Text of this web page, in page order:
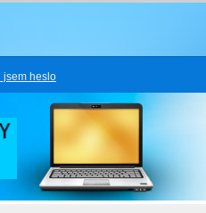
jsem heslo